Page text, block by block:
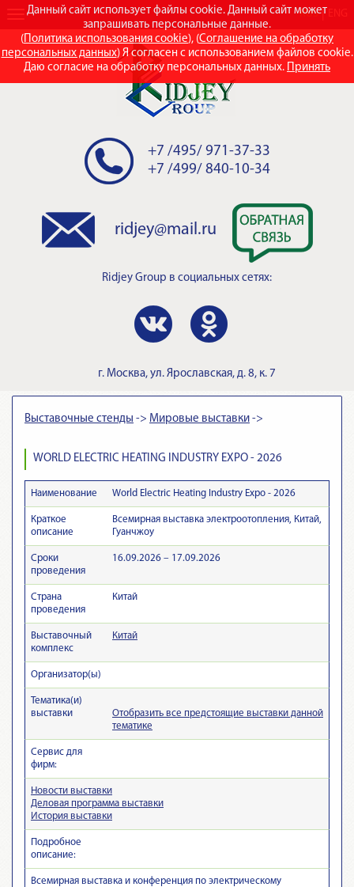
Данный сайт использует файлы cookie. Данный сайт может
запрашивать персональные данные.
(Политика использования cookie), (Соглашение на обработку
персональных данных) Я согласен с использованием файлов cookie.
Даю согласие на обработку персональных данных. Принять
RUS
+7 /495/ 971-37-33
+7 /499/ 840-10-34
ridjey@mail.ru
Ridjey Group в социальных сетях:
г. Москва, ул. Ярославская, д. 8, к. 7
Выставочные стенды -> Мировые выставки ->
WORLD ELECTRIC HEATING INDUSTRY EXPO - 2026
Наименование World Electric Heating Industry Expo - 2026
Краткое
описание
Всемирная выставка электроотопления, Китай,
Гуанчжоу
Сроки
проведения
16.09.2026 – 17.09.2026
Страна
проведения
Китай
Выставочный
комплекс
Китай
Организатор(ы)
Тематика(и)
выставки
Отобразить все предстоящие выставки данной
тематике
Сервис для
фирм:
Новости выставки
Деловая программа выставки
История выставки
Подробное
описание:
Всемирная выставка и конференция по электрическому